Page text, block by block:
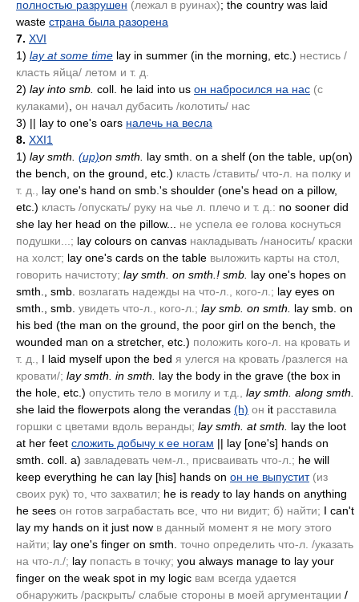
полностью разрушен (лежал в руинах); the country was laid
waste страна была разорена
7. XVI
1) lay at some time lay in summer (in the morning, etc.) нестись /
класть яйца/ летом и т. д.
2) lay into smb. coll. he laid into us он набросился на нас (с
кулаками) он начал дубасить /колотить/ нас
3) || lay to one's oars налечь на весла
8. XXI1
1) lay smth. (up)on smth. lay smth. on a shelf (on the table, up(on)
the bench, on the ground, etc.) класть /ставить/ что-л. на полку и
т. д.,
lay one's hand on smb.'s shoulder (one's head on a pillow,
etc.) класть /опускать/ руку на чье л. плечо и т. д.: no sooner did
she lay her head on the pillow... не успела ее голова коснуться
подушки...; lay colours on canvas накладывать /наносить/ краски
на холст; lay one's cards on the table выложить карты на стол,
говорить начистоту; lay smth. on smth.! smb. lay one's hopes on
smth., smb. возлагать надежды на что-л., кого-л.; lay eyes on
smth., smb. увидеть что-л., кого-л.; lay smb. on smth.
lay smb. on
his bed (the man on the ground, the poor girl on the bench, the
wounded man on a stretcher, etc.) положить кого-л. на кровать и
т. д.,
I laid myself upon the bed я улегся на кровать /разлегся на
кровати/; lay smth. in smth. lay the body in the grave (the box in
the hole, etc.) опустить тело в могилу и т.д.,
lay smth. along smth.
she laid the flowerpots along the verandas (h) он it расставила
горшки с цветами вдоль веранды; lay smth. at smth.
lay the loot
at her feet сложить добычу к ее ногам || lay [one's] hands on
smth. coll. a) завладевать чем-л., присваивать что-л.; he will
keep everything he can lay [his] hands on он не выпустит (из
своих рук) то, что захватил; he is ready to lay hands on anything
he sees он готов заграбастать все, что ни видит; б) найти; I can't
lay my hands on it just now в данный момент я не могу этого
найти; lay one's finger on smth. точно определить что-л. /указать
на что-л./; lay попасть в точку; you always manage to lay your
finger on the weak spot in my logic вам всегда удается
обнаружить /раскрыть/ слабые стороны в моей аргументации /